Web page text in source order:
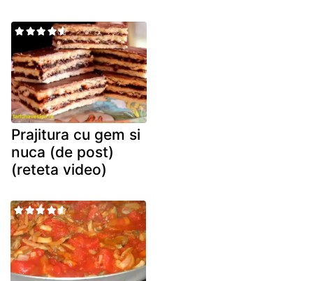
Prajitura cu gem si
nuca (de post)
(reteta video)